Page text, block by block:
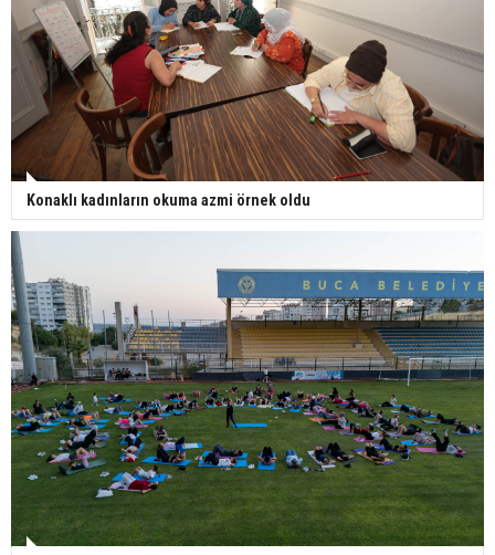
Konaklı kadınların okuma azmi örnek oldu